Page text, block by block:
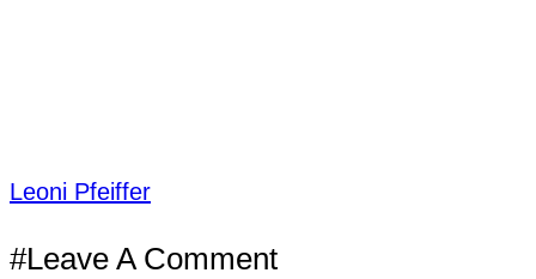
Leoni Pfeiffer
#Leave A Comment